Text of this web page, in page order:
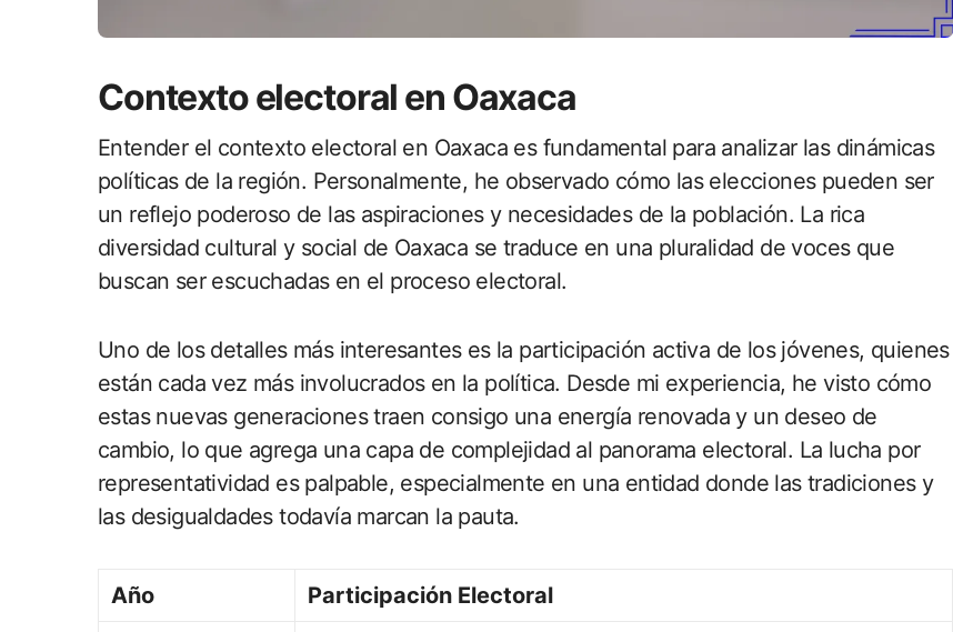
Contexto electoral en Oaxaca
Entender el contexto electoral en Oaxaca es fundamental para analizar las dinámicas
políticas de la región. Personalmente, he observado cómo las elecciones pueden ser
un reflejo poderoso de las aspiraciones y necesidades de la población. La rica
diversidad cultural y social de Oaxaca se traduce en una pluralidad de voces que
buscan ser escuchadas en el proceso electoral.
Uno de los detalles más interesantes es la participación activa de los jóvenes, quienes
están cada vez más involucrados en la política. Desde mi experiencia, he visto cómo
estas nuevas generaciones traen consigo una energía renovada y un deseo de
cambio, lo que agrega una capa de complejidad al panorama electoral. La lucha por
representatividad es palpable, especialmente en una entidad donde las tradiciones y
las desigualdades todavía marcan la pauta.
Año Participación Electoral